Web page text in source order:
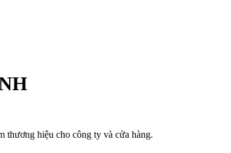
thương hiệu cho công ty và cửa hàng.